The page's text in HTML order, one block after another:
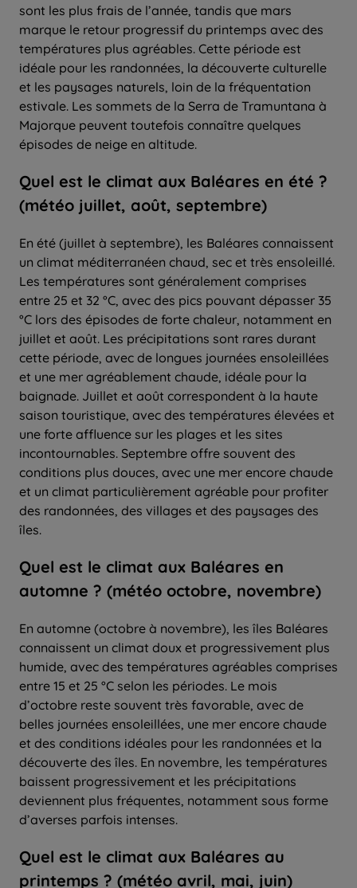
sont les plus frais de l’année, tandis que mars
marque le retour progressif du printemps avec des
températures plus agréables. Cette période est
idéale pour les randonnées, la découverte culturelle
et les paysages naturels, loin de la fréquentation
estivale. Les sommets de la Serra de Tramuntana à
Majorque peuvent toutefois connaître quelques
épisodes de neige en altitude.
Quel est le climat aux Baléares en été ?
(météo juillet, août, septembre)
En été (juillet à septembre), les Baléares connaissent
un climat méditerranéen chaud, sec et très ensoleillé.
Les températures sont généralement comprises
entre 25 et 32 °C, avec des pics pouvant dépasser 35
°C lors des épisodes de forte chaleur, notamment en
juillet et août. Les précipitations sont rares durant
cette période, avec de longues journées ensoleillées
et une mer agréablement chaude, idéale pour la
baignade. Juillet et août correspondent à la haute
saison touristique, avec des températures élevées et
une forte affluence sur les plages et les sites
incontournables. Septembre offre souvent des
conditions plus douces, avec une mer encore chaude
et un climat particulièrement agréable pour profiter
des randonnées, des villages et des paysages des
îles.
Quel est le climat aux Baléares en
automne ? (météo octobre, novembre)
En automne (octobre à novembre), les îles Baléares
connaissent un climat doux et progressivement plus
humide, avec des températures agréables comprises
entre 15 et 25 °C selon les périodes. Le mois
d’octobre reste souvent très favorable, avec de
belles journées ensoleillées, une mer encore chaude
et des conditions idéales pour les randonnées et la
découverte des îles. En novembre, les températures
baissent progressivement et les précipitations
deviennent plus fréquentes, notamment sous forme
d’averses parfois intenses.
Quel est le climat aux Baléares au
printemps ? (météo avril, mai, juin)